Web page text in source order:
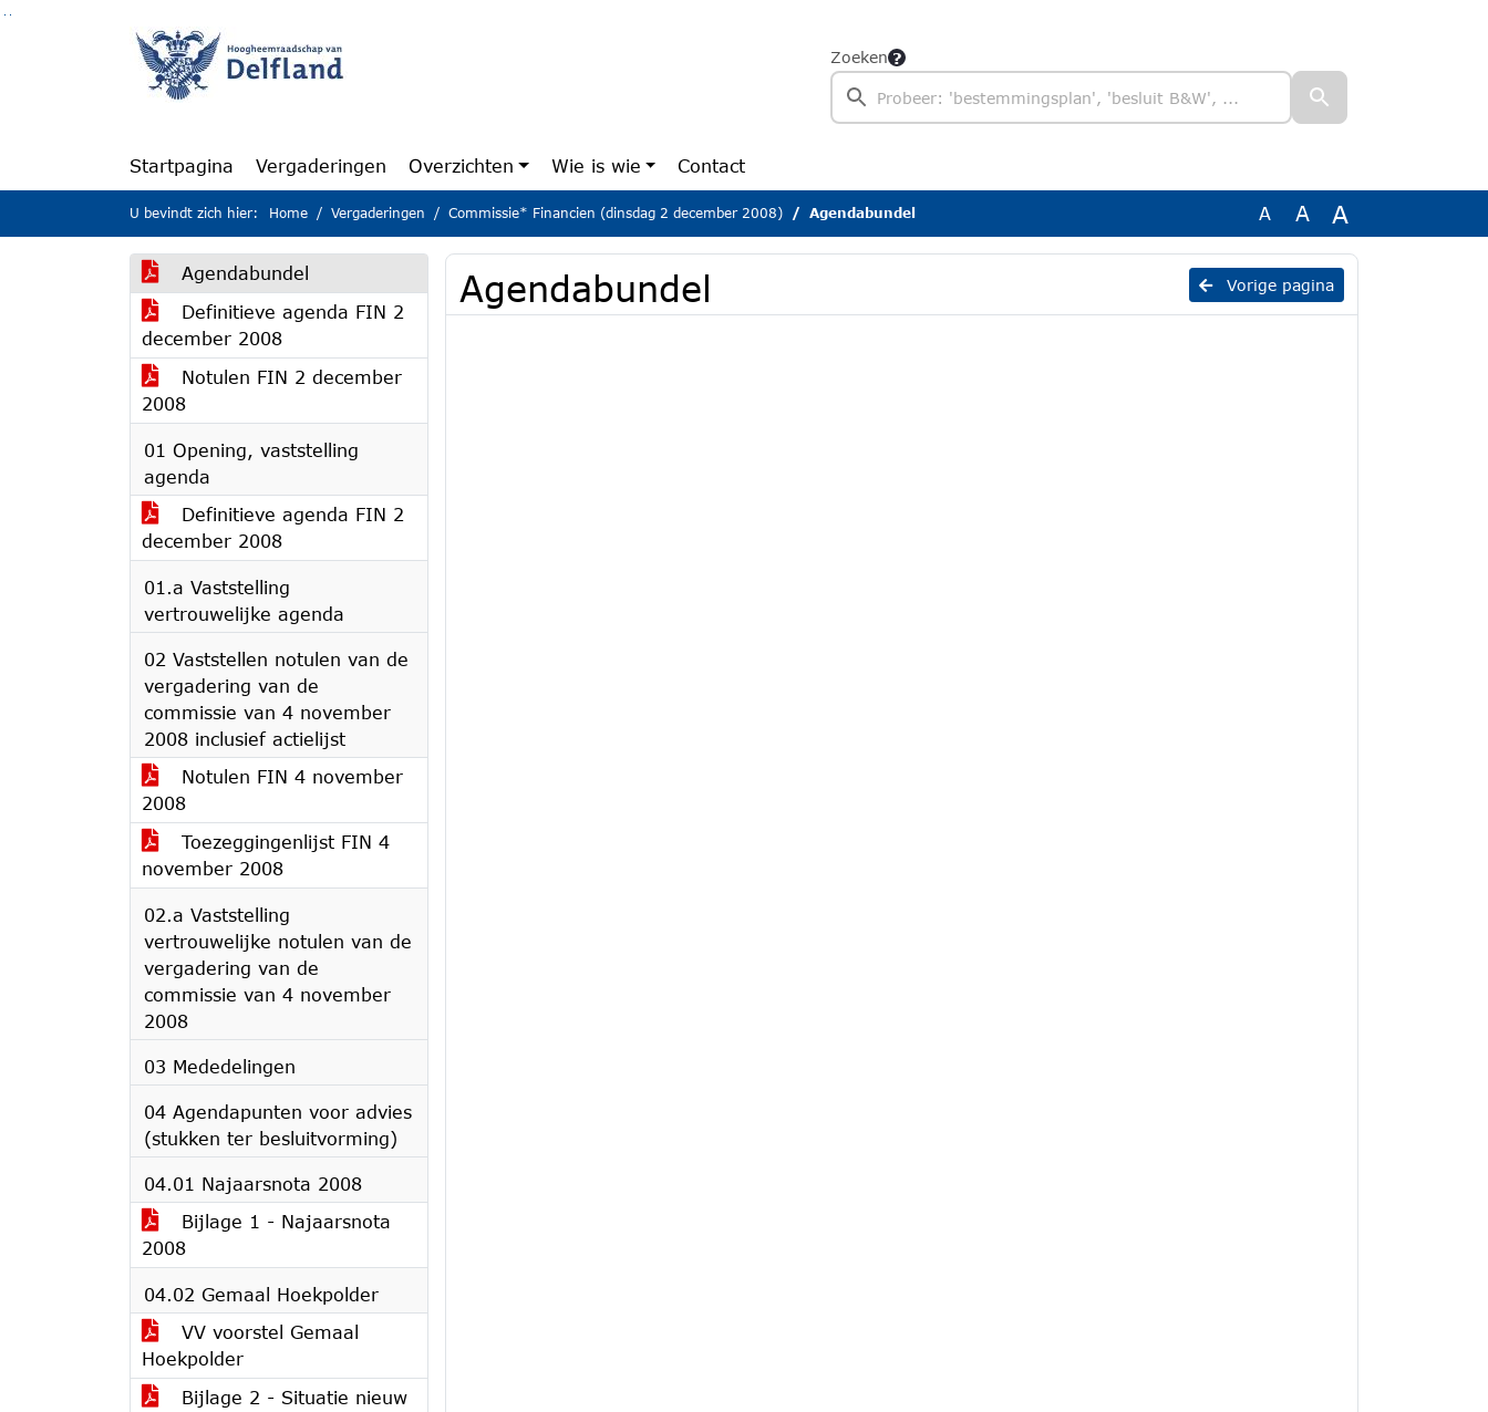
Ga naar de inhoud van deze pagina
Ga naar het zoeken
Ga naar het menu
Zoeken
Startpagina Vergaderingen Overzichten Wie is wie Contact
U bevindt zich hier: Home Vergaderingen Commissie* Financien (dinsdag 2 december 2008) Agendabundel A A A
Agendabundel
Definitieve agenda FIN 2
december 2008
Notulen FIN 2 december
2008
01 Opening, vaststelling
agenda
Definitieve agenda FIN 2
december 2008
01.a Vaststelling
vertrouwelijke agenda
02 Vaststellen notulen van de
vergadering van de
commissie van 4 november
2008 inclusief actielijst
Notulen FIN 4 november
2008
Toezeggingenlijst FIN 4
november 2008
02.a Vaststelling
vertrouwelijke notulen van de
vergadering van de
commissie van 4 november
2008
03 Mededelingen
04 Agendapunten voor advies
(stukken ter besluitvorming)
04.01 Najaarsnota 2008
Bijlage 1 - Najaarsnota
2008
04.02 Gemaal Hoekpolder
VV voorstel Gemaal
Hoekpolder
Bijlage 2 - Situatie nieuw
Vorige pagina
Agendabundel